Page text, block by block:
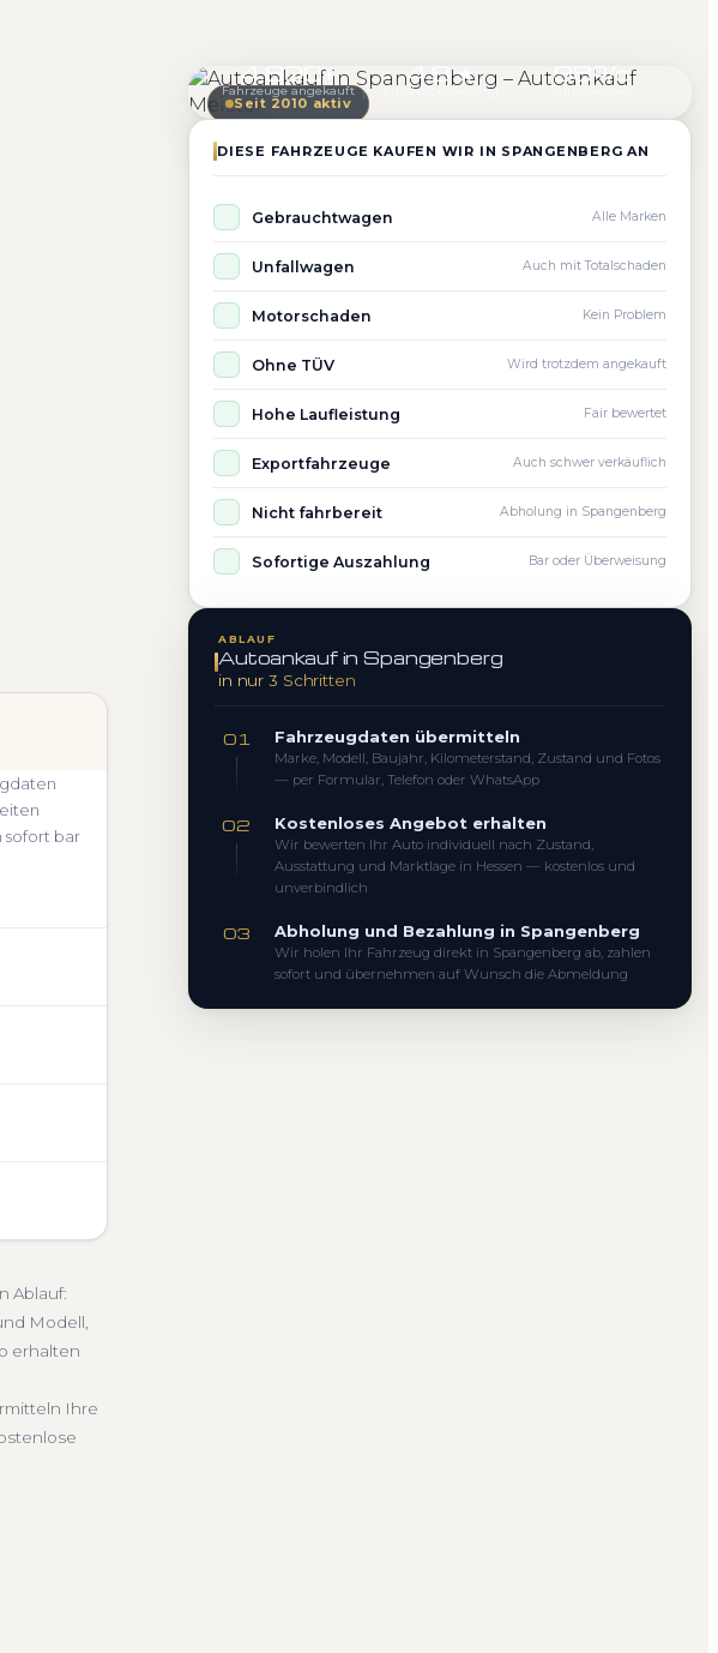
sofort bar
in
Über
Ablauf:
Modell,
erhalten
Ihre
Seit 2010 aktiv
4.800+
Fahrzeuge angekauft
4.9 ★
Kundenbewertung
98%
DIESE FAHRZEUGE KAUFEN WIR IN SPANGENBERG AN
Gebrauchtwagen Alle Marken
Unfallwagen Auch mit Totalschaden
Motorschaden Kein Problem
Ohne TÜV Wird trotzdem angekauft
Hohe Laufleistung Fair bewertet
Exportfahrzeuge Auch schwer verkäuflich
Nicht fahrbereit Abholung in Spangenberg
Sofortige Auszahlung Bar oder Überweisung
ABLAUF
Autoankauf in Spangenberg
in nur 3 Schritten
01 Fahrzeugdaten übermitteln
Marke, Modell, Baujahr, Kilometerstand, Zustand und Fotos
— per Formular, Telefon oder WhatsApp
02 Kostenloses Angebot erhalten
Wir bewerten Ihr Auto individuell nach Zustand,
Ausstattung und Marktlage in Hessen — kostenlos und
unverbindlich
03 Abholung und Bezahlung in Spangenberg
Wir holen Ihr Fahrzeug direkt in Spangenberg ab, zahlen
sofort und übernehmen auf Wunsch die Abmeldung